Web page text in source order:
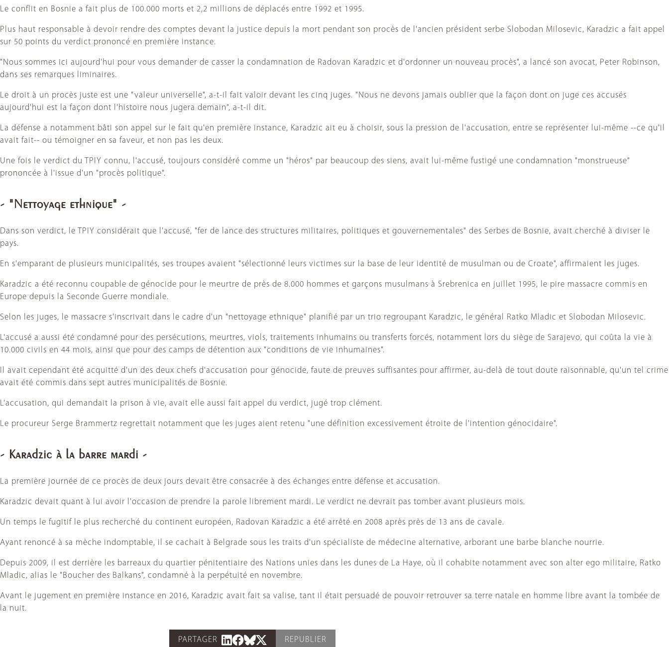
Le conflit en Bosnie a fait plus de 100.000 morts et 2,2 millions de déplacés entre 1992 et 1995.
Plus haut responsable à devoir rendre des comptes devant la justice depuis la mort pendant son procès de l'ancien président serbe Slobodan Milosevic, Karadzic a fait appel
sur 50 points du verdict prononcé en première instance.
"Nous sommes ici aujourd'hui pour vous demander de casser la condamnation de Radovan Karadzic et d'ordonner un nouveau procès", a lancé son avocat, Peter Robinson,
dans ses remarques liminaires.
Le droit à un procès juste est une "valeur universelle", a-t-il fait valoir devant les cinq juges. "Nous ne devons jamais oublier que la façon dont on juge ces accusés
aujourd'hui est la façon dont l'histoire nous jugera demain", a-t-il dit.
La défense a notamment bâti son appel sur le fait qu'en première instance, Karadzic ait eu à choisir, sous la pression de l'accusation, entre se représenter lui-même --ce qu'il
avait fait-- ou témoigner en sa faveur, et non pas les deux.
Une fois le verdict du TPIY connu, l'accusé, toujours considéré comme un "héros" par beaucoup des siens, avait lui-même fustigé une condamnation "monstrueuse"
prononcée à l'issue d'un "procès politique".
- "Nettoyage ethnique" -
Dans son verdict, le TPIY considérait que l'accusé, "fer de lance des structures militaires, politiques et gouvernementales" des Serbes de Bosnie, avait cherché à diviser le
pays.
En s'emparant de plusieurs municipalités, ses troupes avaient "sélectionné leurs victimes sur la base de leur identité de musulman ou de Croate", affirmaient les juges.
Karadzic a été reconnu coupable de génocide pour le meurtre de près de 8.000 hommes et garçons musulmans à Srebrenica en juillet 1995, le pire massacre commis en
Europe depuis la Seconde Guerre mondiale.
Selon les juges, le massacre s'inscrivait dans le cadre d'un "nettoyage ethnique" planifié par un trio regroupant Karadzic, le général Ratko Mladic et Slobodan Milosevic.
L'accusé a aussi été condamné pour des persécutions, meurtres, viols, traitements inhumains ou transferts forcés, notamment lors du siège de Sarajevo, qui coûta la vie à
10.000 civils en 44 mois, ainsi que pour des camps de détention aux "conditions de vie inhumaines".
Il avait cependant été acquitté d'un des deux chefs d'accusation pour génocide, faute de preuves suffisantes pour affirmer, au-delà de tout doute raisonnable, qu'un tel crime
avait été commis dans sept autres municipalités de Bosnie.
L'accusation, qui demandait la prison à vie, avait elle aussi fait appel du verdict, jugé trop clément.
Le procureur Serge Brammertz regrettait notamment que les juges aient retenu "une définition excessivement étroite de l'intention génocidaire".
- Karadzic à la barre mardi -
La première journée de ce procès de deux jours devait être consacrée à des échanges entre défense et accusation.
Karadzic devait quant à lui avoir l'occasion de prendre la parole librement mardi. Le verdict ne devrait pas tomber avant plusieurs mois.
Un temps le fugitif le plus recherché du continent européen, Radovan Karadzic a été arrêté en 2008 après près de 13 ans de cavale.
Ayant renoncé à sa mèche indomptable, il se cachait à Belgrade sous les traits d'un spécialiste de médecine alternative, arborant une barbe blanche nourrie.
Depuis 2009, il est derrière les barreaux du quartier pénitentiaire des Nations unies dans les dunes de La Haye, où il cohabite notamment avec son alter ego militaire, Ratko
Mladic, alias le "Boucher des Balkans", condamné à la perpétuité en novembre.
Avant le jugement en première instance en 2016, Karadzic avait fait sa valise, tant il était persuadé de pouvoir retrouver sa terre natale en homme libre avant la tombée de
la nuit.
PARTAGER REPUBLIER